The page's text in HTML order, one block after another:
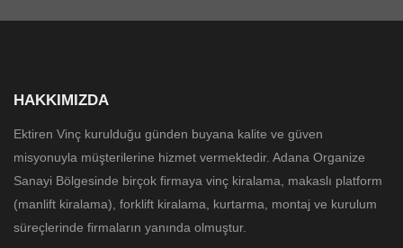
HAKKIMIZDA
Ektiren Vinç kurulduğu günden buyana kalite ve güven
misyonuyla müşterilerine hizmet vermektedir. Adana Organize
Sanayi Bölgesinde birçok firmaya vinç kiralama, makaslı platform
(manlift kiralama), forklift kiralama, kurtarma, montaj ve kurulum
süreçlerinde firmaların yanında olmuştur.